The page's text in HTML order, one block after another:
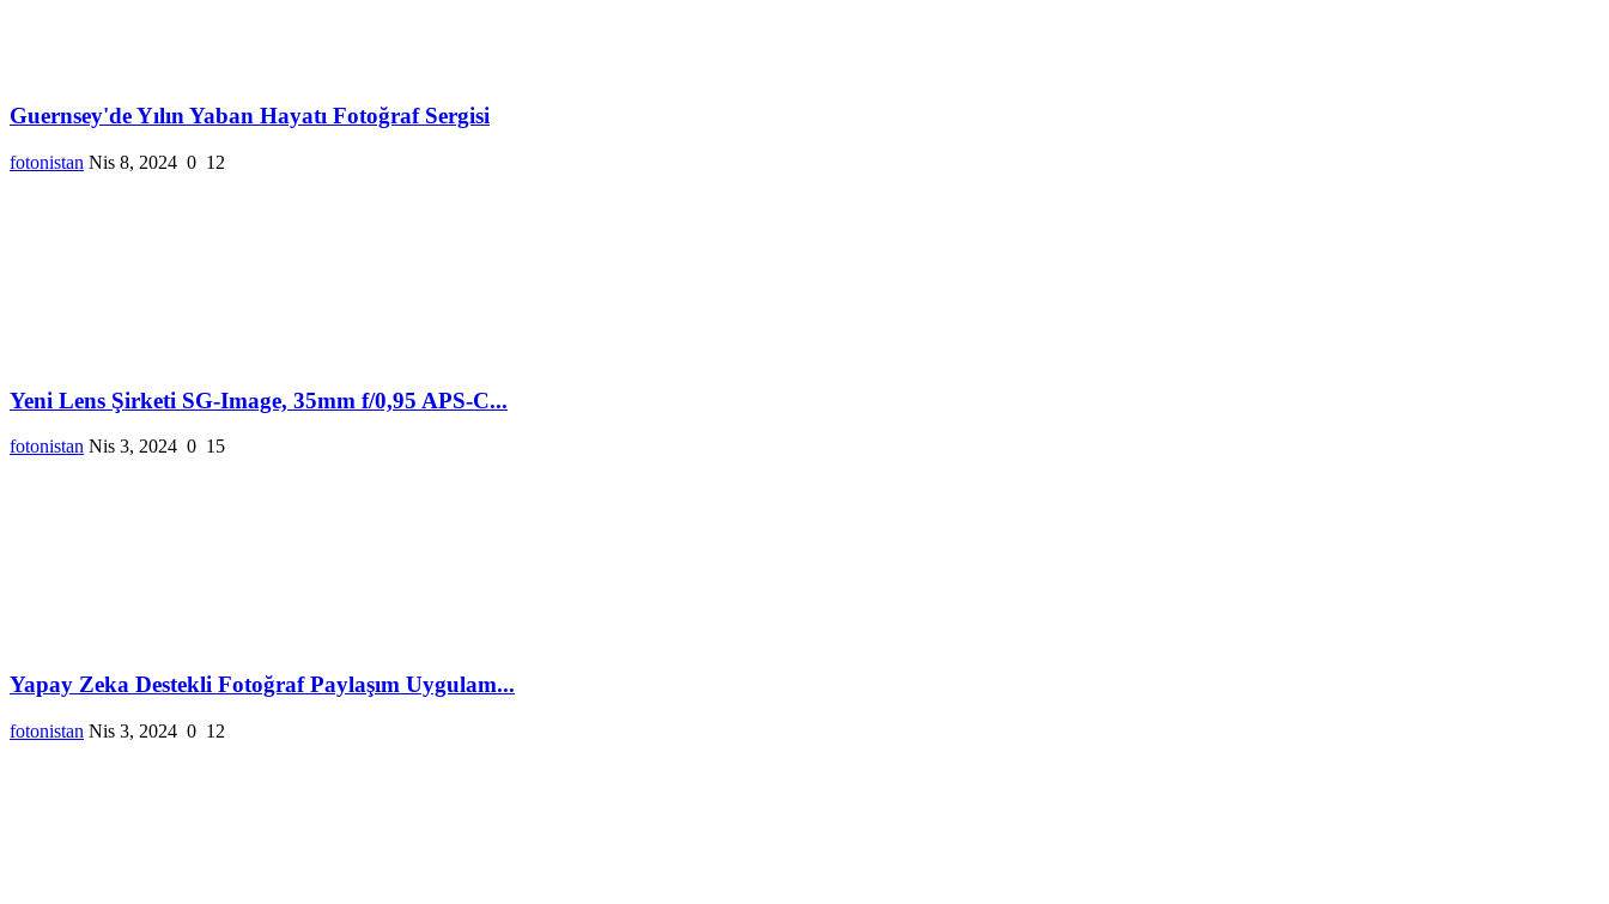
Guernsey'de Yılın Yaban Hayatı Fotoğraf Sergisi
fotonistan Nis 8, 2024 0 12
Yeni Lens Şirketi SG-Image, 35mm f/0,95 APS-C...
fotonistan Nis 3, 2024 0 15
Yapay Zeka Destekli Fotoğraf Paylaşım Uygulam...
fotonistan Nis 3, 2024 0 12